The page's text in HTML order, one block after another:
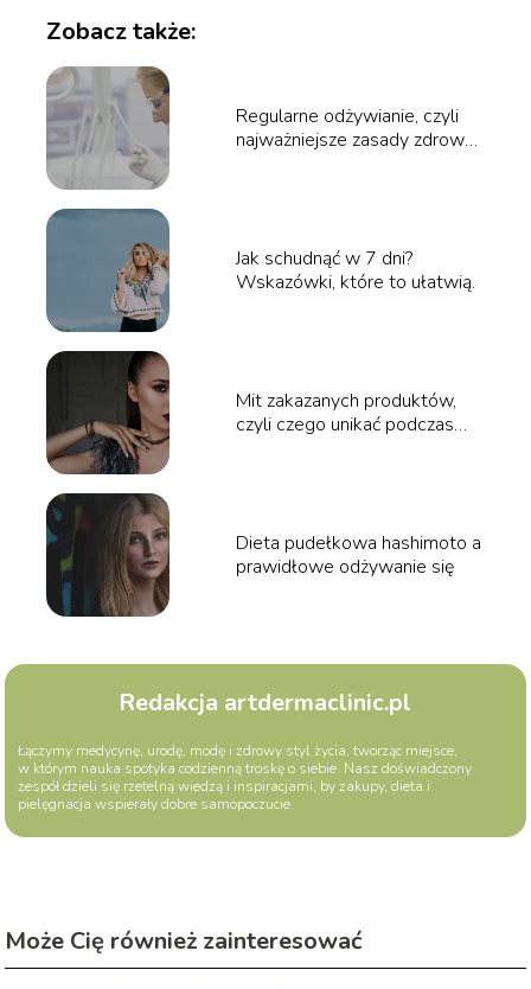
Zobacz także:
Regularne odżywianie, czyli
najważniejsze zasady zdrowej
Jak schudnąć w 7 dni?
Wskazówki, które to ułatwią.
Mit zakazanych produktów,
czyli czego unikać podczas
Dieta pudełkowa hashimoto a
prawidłowe odżywanie się
Redakcja artdermaclinic.pl
Łączymy medycynę, urodę, modę i zdrowy styl życia, tworząc miejsce,
w którym nauka spotyka codzienną troskę o siebie. Nasz doświadczony
zespół dzieli się rzetelną wiedzą i inspiracjami, by zakupy, dieta i
pielęgnacja wspierały dobre samopoczucie.
Może Cię również zainteresować